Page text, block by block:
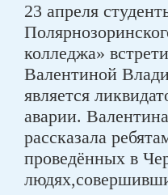
23 апреля
колледжа»
Валентиной
является
аварии.
рассказала
проведённых в